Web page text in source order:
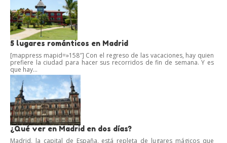
5 lugares románticos en Madrid
[mappress mapid=»158″] Con el regreso de las vacaciones, hay quien
prefiere la ciudad para hacer sus recorridos de fin de semana. Y es
que hay...
¿Qué ver en Madrid en dos días?
Madrid, la capital de España, está repleta de lugares mágicos que